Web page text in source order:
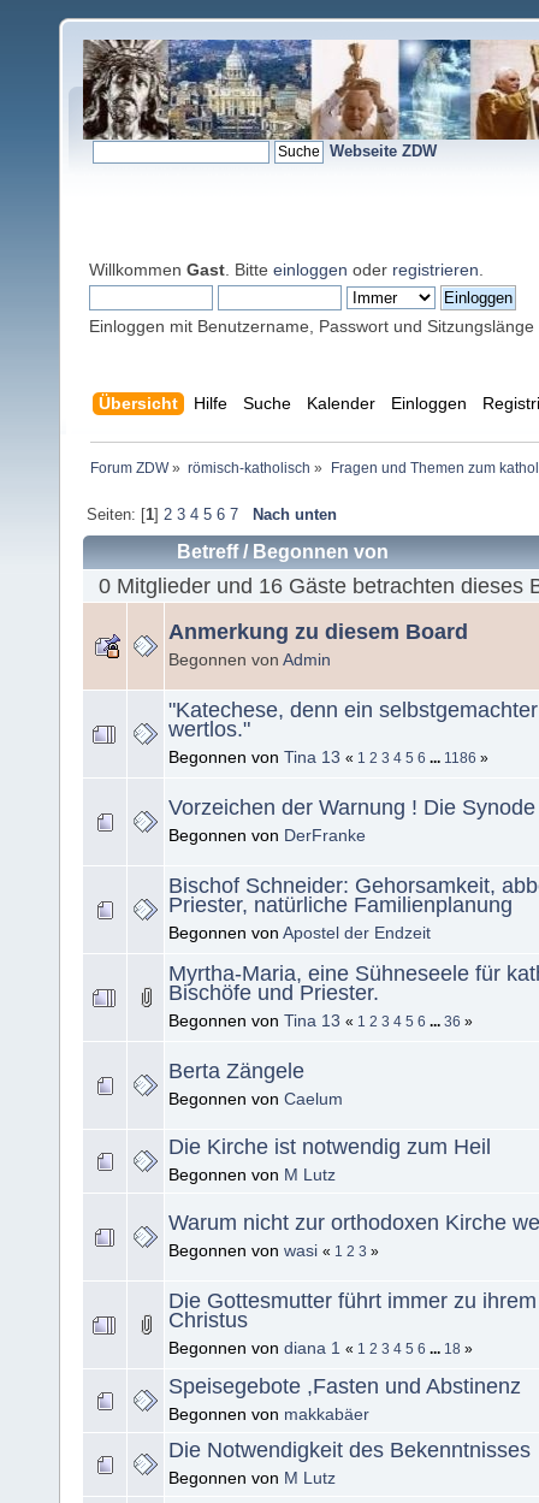
Webseite ZDW
Willkommen Gast . Bitte einloggen oder registrieren
Einloggen mit Benutzername, Passwort und Sitzungslänge
Übersicht Hilfe Suche Kalender Einloggen
Forum ZDW» römisch-katholisch » Fragen und Themen zum
Seiten: [1] 2 3 4 5 6 7 Nach unten
Betreff/ Begonnen von
0 Mitglieder und 16 Gäste betrachten dieses
Anmerkung zu diesem Board
Begonnen von Admin
"Katechese, denn ein
wertlos."
Begonnen von Tina 13 « 1 2 3 4 5 6 ... 1186 »
Vorzeichen der Warnung ! Die Synode
Begonnen von DerFranke
Bischof Schneider: Gehorsamkeit,
Priester, natürliche Familienplanung
Begonnen von Apostel der Endzeit
Myrtha-Maria, eine Sühneseele für
Bischöfe und Priester.
Begonnen von Tina 13 « 1 2 3 4 5 6 ... 36 »
Berta Zängele
Begonnen von Caelum
Die Kirche ist notwendig zum Heil
Begonnen von M Lutz
Warum nicht zur orthodoxen Kirche
Begonnen von wasi « 1 2 3 »
Die Gottesmutter führt immer zu
Christus
Begonnen von diana 1 « 1 2 3 4 5 6 ... 18 »
Speisegebote ,Fasten und Abstinenz
Begonnen von makkabäer
Die Notwendigkeit des Bekenntnisses
Begonnen von M Lutz